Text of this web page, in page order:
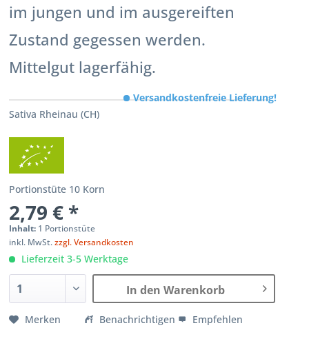
im jungen und im ausgereiften
Zustand gegessen werden.
Mittelgut lagerfähig.
Sativa Rheinau (CH)
Portionstüte 10 Korn
2,79 € *
Inhalt: 1 Portionstüte
inkl. MwSt.zzgl. Versandkosten
Versandkostenfreie Lieferung!
Lieferzeit 3-5 Werktage
In den Warenkorb
Merken Benachrichtigen Empfehlen